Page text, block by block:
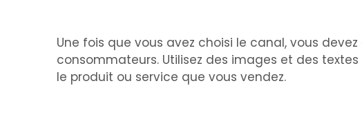
Une fois que vous avez choisi le canal, vous
consommateurs. Utilisez des images et des
le produit ou service que vous vendez.